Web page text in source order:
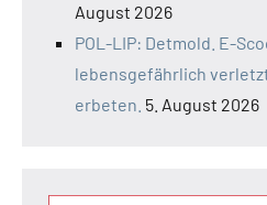
August 2026
POL-LIP: Detmold. E-
lebensgefährlich
erbeten. 5. August 2026